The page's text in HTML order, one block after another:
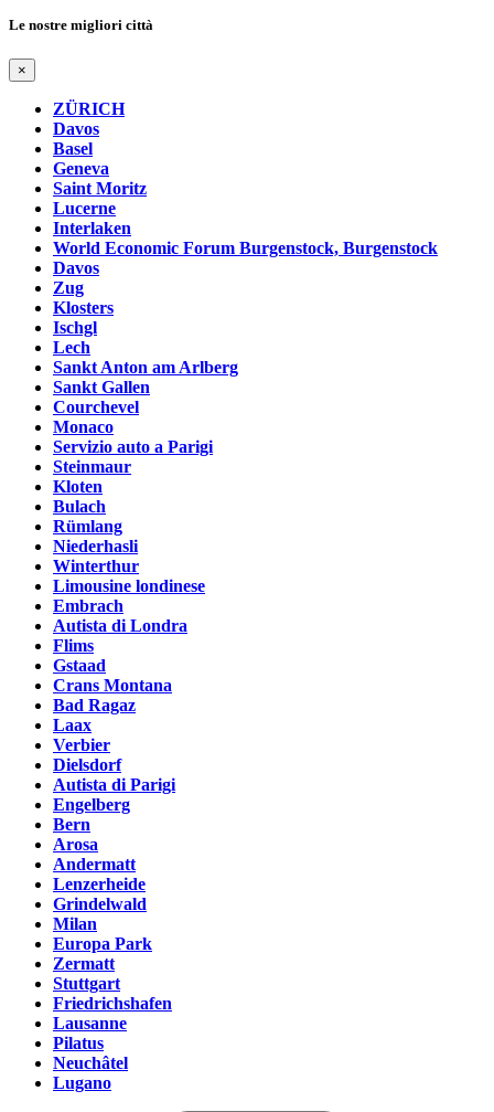
Le nostre migliori città
×
ZÜRICH
Davos
Basel
Geneva
Saint Moritz
Lucerne
Interlaken
World Economic Forum Burgenstock, Burgenstock
Davos
Zug
Klosters
Ischgl
Lech
Sankt Anton am Arlberg
Sankt Gallen
Courchevel
Monaco
Servizio auto a Parigi
Steinmaur
Kloten
Bulach
Rümlang
Niederhasli
Winterthur
Limousine londinese
Embrach
Autista di Londra
Flims
Gstaad
Crans Montana
Bad Ragaz
Laax
Verbier
Dielsdorf
Autista di Parigi
Engelberg
Bern
Arosa
Andermatt
Lenzerheide
Grindelwald
Milan
Europa Park
Zermatt
Stuttgart
Friedrichshafen
Lausanne
Pilatus
Neuchâtel
Lugano